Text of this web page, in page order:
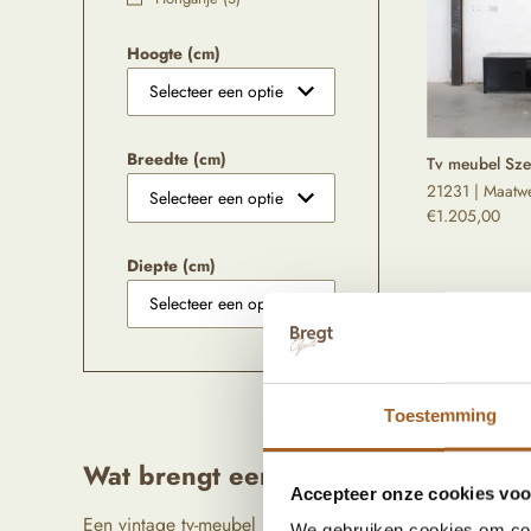
Toestemming
Accepteer onze cookies
Hoogte (cm)
Breedte (cm)
Diepte (cm)
Tv meubel
21231 |
€1.205,00
Wat brengt een vintage tv-meubel
Een vintage tv-meubel kan een onmisbare aanvulling